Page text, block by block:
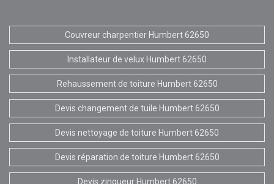
Couvreur charpentier Humbert 62650
Installateur de velux Humbert 62650
Rehaussement de toiture Humbert 62650
Devis changement de tuile Humbert 62650
Devis nettoyage de toiture Humbert 62650
Devis réparation de toiture Humbert 62650
Devis zingueur Humbert 62650